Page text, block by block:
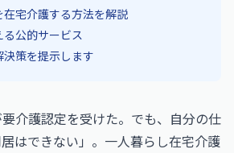
宅介護する方法を解説
公的サービス
策を提示します
要介護認定を受けた。でも、自分の仕
はできない」。一人暮らし在宅介護